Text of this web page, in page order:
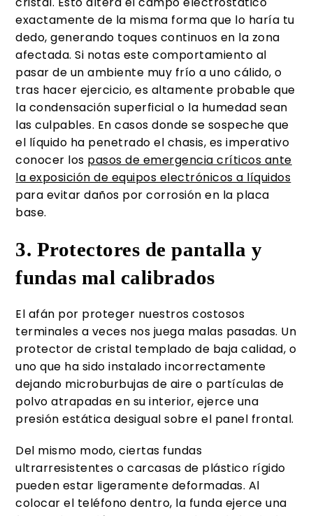
exactamente de la misma forma que lo haría tu
dedo, generando toques continuos en la zona
afectada. Si notas este comportamiento al
pasar de un ambiente muy frío a uno cálido, o
tras hacer ejercicio, es altamente probable que
la condensación superficial o la humedad sean
las culpables. En casos donde se sospeche que
el líquido ha penetrado el chasis, es imperativo
conocer los pasos de emergencia críticos ante
la exposición de equipos electrónicos a líquidos
para evitar daños por corrosión en la placa
base.
3. Protectores de pantalla y
fundas mal calibrados
El afán por proteger nuestros costosos
terminales a veces nos juega malas pasadas. Un
protector de cristal templado de baja calidad, o
uno que ha sido instalado incorrectamente
dejando microburbujas de aire o partículas de
polvo atrapadas en su interior, ejerce una
presión estática desigual sobre el panel frontal.
Del mismo modo, ciertas fundas
ultrarresistentes o carcasas de plástico rígido
pueden estar ligeramente deformadas. Al
colocar el teléfono dentro, la funda ejerce una